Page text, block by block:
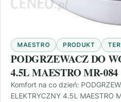
MAESTRO PRODUKT
PODGRZEWACZ DO
4.5L MAESTRO MR-084
Komfort na co dzień:
ELEKTRYCZNY 4.5L MAESTRO